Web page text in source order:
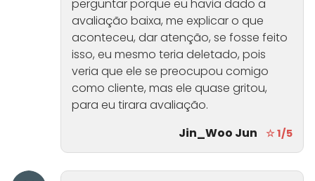
perguntar porque eu havia dado a
avaliação baixa, me explicar o que
aconteceu, dar atenção, se fosse feito
isso, eu mesmo teria deletado, pois
veria que ele se preocupou comigo
como cliente, mas ele quase gritou,
para eu tirara avaliação.
Jin_Woo Jun
☆ 1/5